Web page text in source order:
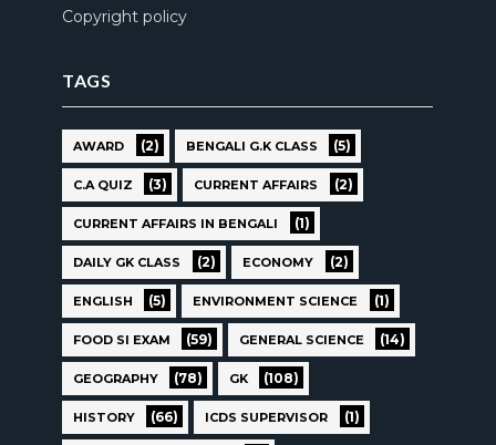
Copyright policy
TAGS
AWARD (2) BENGALI G.K CLASS (5)
C.A QUIZ (3) CURRENT AFFAIRS (2)
CURRENT AFFAIRS IN BENGALI (1)
DAILY GK CLASS (2) ECONOMY (2)
ENGLISH (5) ENVIRONMENT SCIENCE (1)
FOOD SI EXAM (59) GENERAL SCIENCE (14)
GEOGRAPHY (78) GK (108)
HISTORY (66) ICDS SUPERVISOR (1)